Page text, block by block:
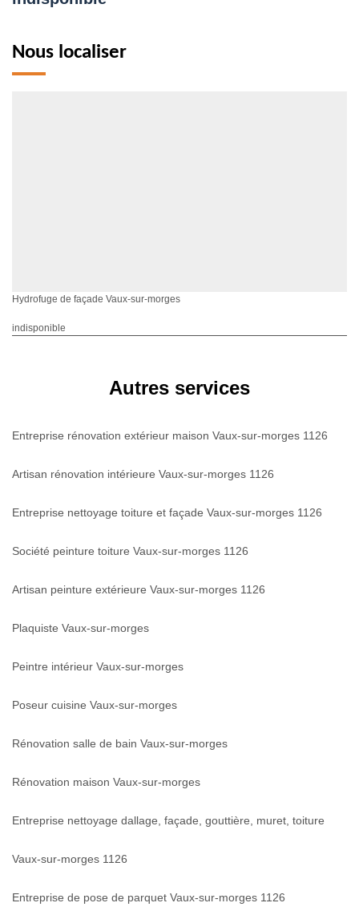
Nous localiser
Hydrofuge de façade Vaux-sur-morges
indisponible
Autres services
Entreprise rénovation extérieur maison Vaux-sur-morges 1126
Artisan rénovation intérieure Vaux-sur-morges 1126
Entreprise nettoyage toiture et façade Vaux-sur-morges 1126
Société peinture toiture Vaux-sur-morges 1126
Artisan peinture extérieure Vaux-sur-morges 1126
Plaquiste Vaux-sur-morges
Peintre intérieur Vaux-sur-morges
Poseur cuisine Vaux-sur-morges
Rénovation salle de bain Vaux-sur-morges
Rénovation maison Vaux-sur-morges
Entreprise nettoyage dallage, façade, gouttière, muret, toiture
Vaux-sur-morges 1126
Entreprise de pose de parquet Vaux-sur-morges 1126